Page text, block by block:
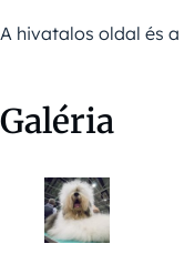
A hivatalos oldal és a
Galéria